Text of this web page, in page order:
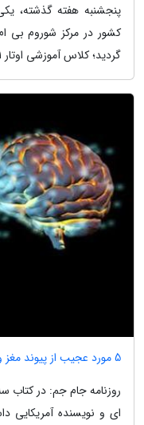
پنجشنبه هفته گذشته،
کشور در مرکز شوروم بی
گردید؛ کلاس آموزشی اوتار 11 / AVATR 11 گروه بهمن در ایران مال.
5 مورد عجیب از پیوند مغز و ماشین
روزنامه جام جم: در کتاب
ای و نویسنده آمریکایی